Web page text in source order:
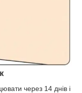
через 14 днів і